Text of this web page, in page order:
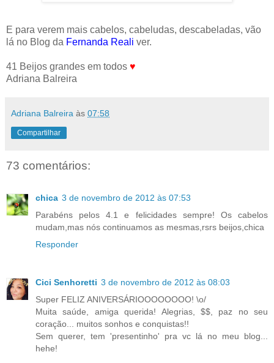
E para verem mais cabelos, cabeludas, descabeladas, vão
lá no Blog da Fernanda Reali ver.
41 Beijos grandes em todos ♥
Adriana Balreira
Adriana Balreira às 07:58
Compartilhar
73 comentários:
chica 3 de novembro de 2012 às 07:53
Parabéns pelos 4.1 e felicidades sempre! Os cabelos
mudam,mas nós continuamos as mesmas,rsrs beijos,chica
Responder
Cici Senhoretti 3 de novembro de 2012 às 08:03
Super FELIZ ANIVERSÁRIOOOOOOOO! \o/
Muita saúde, amiga querida! Alegrias, $$, paz no seu
coração... muitos sonhos e conquistas!!
Sem querer, tem 'presentinho' pra vc lá no meu blog...
hehe!